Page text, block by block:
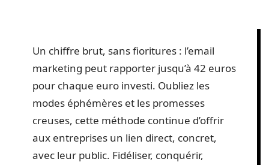
Un chiffre brut, sans fioritures : l’email
marketing peut rapporter jusqu’à 42 euros
pour chaque euro investi. Oubliez les
modes éphémères et les promesses
creuses, cette méthode continue d’offrir
aux entreprises un lien direct, concret,
avec leur public. Fidéliser, conquérir,